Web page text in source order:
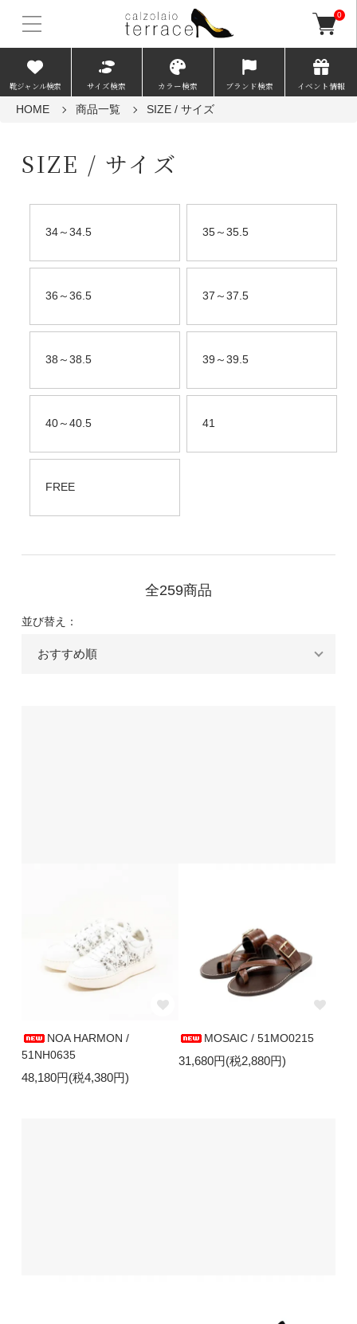
0
靴ジャンル検索 サイズ検索 カラー検索 ブランド検索 イベント情報
HOME 商品一覧 SIZE / サイズ
SIZE / サイズ
34～34.5 35～35.5
36～36.5 37～37.5
38～38.5 39～39.5
40～40.5 41
FREE
全259商品
並び替え：
NOA HARMON /
51NH0635
48,180円(税4,380円)
MOSAIC / 51MO0215
31,680円(税2,880円)